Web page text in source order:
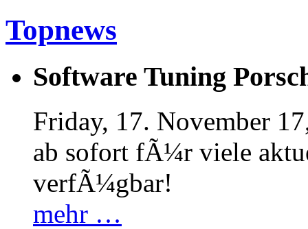
Topnews
Software Tuning
Friday, 17. November
ab sofort fÃ¼r viele
verfÃ¼gbar!
mehr …